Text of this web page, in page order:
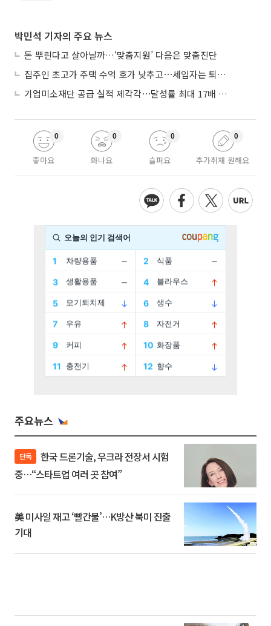
박민석 기자의 주요 뉴스
돈 뿌린다고 살아날까…‘맞춤지원’ 다음은 맞춤진단
집주인 초고가 주택 수억 호가 낮추고⋯세입자는 퇴거 위기
기업미소재단 공급 실적 제각각⋯달성률 최대 17배 차이
좋아요
0
화나요
0
슬퍼요
0
추가취재 원해요
0
주요뉴스
단독
중…“스타트업 여러 곳 참여”
美 미사일 재고 ‘빨간불’…K방산 북미 진출
기대